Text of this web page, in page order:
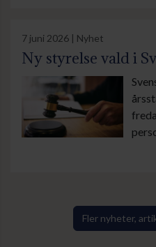
7 juni 2026 | Nyhet
Ny styrelse vald i
för
Fler nyheter,